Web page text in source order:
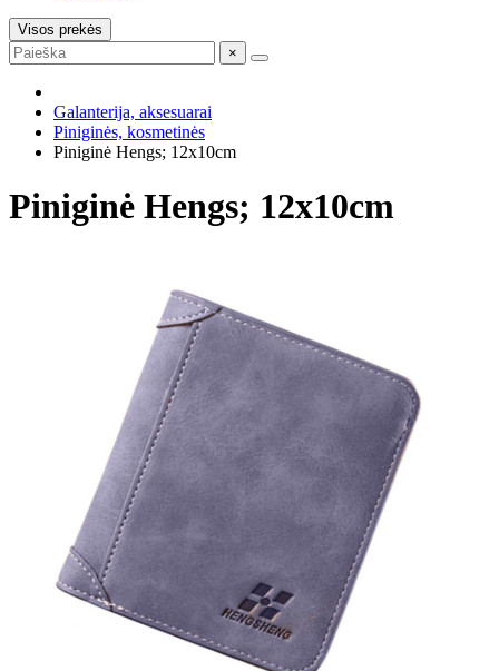
Visos prekės
×
Galanterija, aksesuarai
Piniginės, kosmetinės
Piniginė Hengs; 12x10cm
Piniginė Hengs; 12x10cm